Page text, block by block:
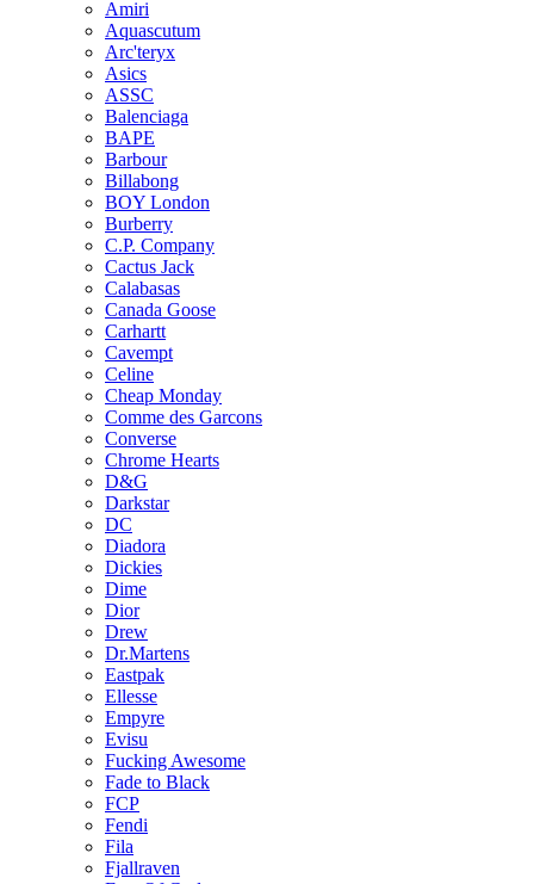
Amiri
Aquascutum
Arc'teryx
Asics
ASSC
Balenciaga
BAPE
Barbour
Billabong
BOY London
Burberry
C.P. Company
Cactus Jack
Calabasas
Canada Goose
Carhartt
Cavempt
Celine
Cheap Monday
Comme des Garcons
Converse
Chrome Hearts
D&G
Darkstar
DC
Diadora
Dickies
Dime
Dior
Drew
Dr.Martens
Eastpak
Ellesse
Empyre
Evisu
Fucking Awesome
Fade to Black
FCP
Fendi
Fila
Fjallraven